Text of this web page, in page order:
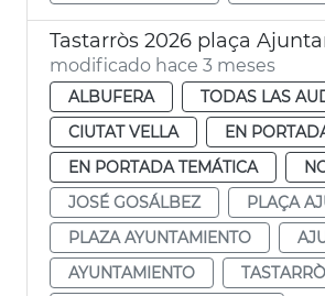
modificado hace 3 meses
ALBUFERA
TODAS LAS
CIUTAT VELLA
EN
EN PORTADA TEMÁTICA
JOSÉ GOSÁLBEZ
PLAÇA
PLAZA AYUNTAMIENTO
AYUNTAMIENTO